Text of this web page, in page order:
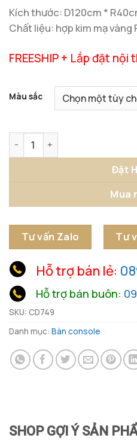
Kích thước: D120cm *
Chất liệu: hợp kim mạ vàng
FREESHIP + Lắp đặt nội
Màu sắc
Bàn Console Mạ Titan Cao
Đặt
Mua
Tư vấn Zalo Tư
Hỗ trợ bán lẻ:
Hỗ trợ bán buôn:
SKU: CD749
Danh mục: Bàn console
SHOP GỢI Ý SẢN